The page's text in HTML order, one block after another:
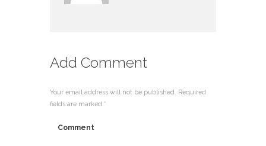
Add Comment
Your email address will not be published. Required
fields are marked *